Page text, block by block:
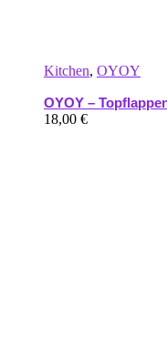
Kitchen, OYOY
OYOY –
18,00 €